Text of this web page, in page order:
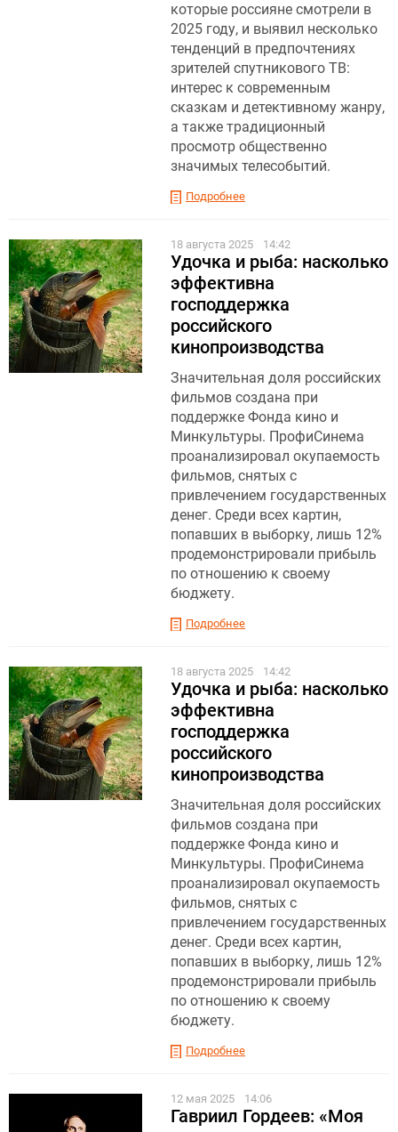
которые россияне смотрели в
2025 году, и выявил несколько
тенденций в предпочтениях
зрителей спутникового ТВ:
интерес к современным
сказкам и детективному жанру,
а также традиционный
просмотр общественно
значимых телесобытий.
Подробнее
18 августа 2025 14:42
Удочка и рыба: насколько
эффективна
господдержка
российского
кинопроизводства
Значительная доля российских
фильмов создана при
поддержке Фонда кино и
Минкультуры. ПрофиСинема
проанализировал окупаемость
фильмов, снятых с
привлечением государственных
денег. Среди всех картин,
попавших в выборку, лишь 12%
продемонстрировали прибыль
по отношению к своему
бюджету.
Подробнее
18 августа 2025 14:42
Удочка и рыба: насколько
эффективна
господдержка
российского
кинопроизводства
Значительная доля российских
фильмов создана при
поддержке Фонда кино и
Минкультуры. ПрофиСинема
проанализировал окупаемость
фильмов, снятых с
привлечением государственных
денег. Среди всех картин,
попавших в выборку, лишь 12%
продемонстрировали прибыль
по отношению к своему
бюджету.
Подробнее
12 мая 2025 14:06
Гавриил Гордеев: «Моя